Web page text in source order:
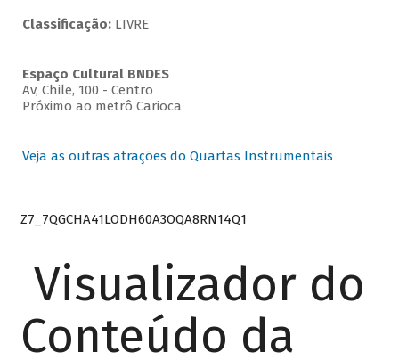
Classificação: LIVRE
Espaço Cultural BNDES
Av, Chile, 100 - Centro
Próximo ao metrô Carioca
Veja as outras atrações do Quartas Instrumentais
Z7_7QGCHA41LODH60A3OQA8RN14Q1
Visualizador do
Conteúdo da